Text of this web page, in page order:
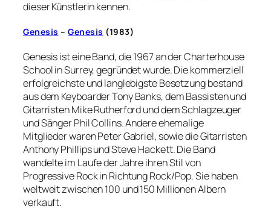
dieser Künstlerin kennen.
Genesis – Genesis (1983)
Genesis ist eine Band, die 1967 an der Charterhouse
School in Surrey, gegründet wurde. Die kommerziell
erfolgreichste und langlebigste Besetzung bestand
aus dem Keyboarder Tony Banks, dem Bassisten und
Gitarristen Mike Rutherford und dem Schlagzeuger
und Sänger Phil Collins. Andere ehemalige
Mitglieder waren Peter Gabriel, sowie die Gitarristen
Anthony Phillips und Steve Hackett. Die Band
wandelte im Laufe der Jahre ihren Stil von
Progressive Rock in Richtung Rock/Pop. Sie haben
weltweit zwischen 100 und 150 Millionen Albern
verkauft.